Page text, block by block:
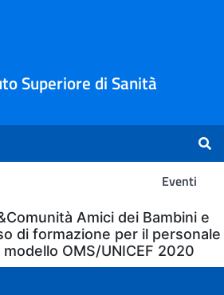
Superiore di Sanità
Eventi
Amici dei Bambini e
di formazione per il personale
OMS/UNICEF 2020